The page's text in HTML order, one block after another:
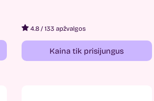
4.8/133 apžvalgos
Kaina tik prisijungus